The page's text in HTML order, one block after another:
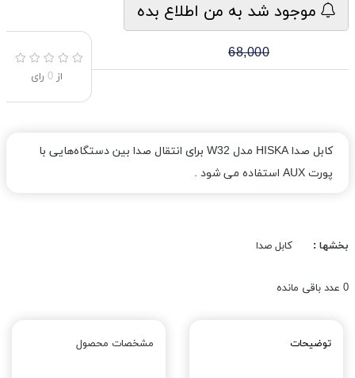
موجود شد به من اطلاع بده
68,000
از 0 رای
کابل صدا HISKA مدل W32 برای انتقال صدا بین دستگاه‌هایی با
پورت AUX استفاده می شود .
بخشها : کابل صدا
0 عدد باقی مانده
توضیحات مشخصات محصول